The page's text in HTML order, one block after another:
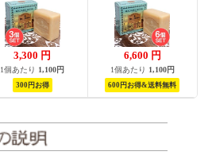
3,300 円
1個あたり 1,100円
300円お得
6,600 円
1個あたり 1,100円
600円お得&送料無料